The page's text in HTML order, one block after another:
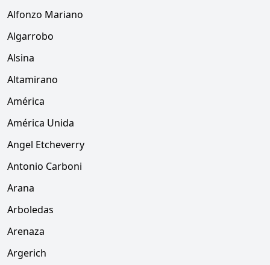
Alfonzo Mariano
Algarrobo
Alsina
Altamirano
América
América Unida
Angel Etcheverry
Antonio Carboni
Arana
Arboledas
Arenaza
Argerich